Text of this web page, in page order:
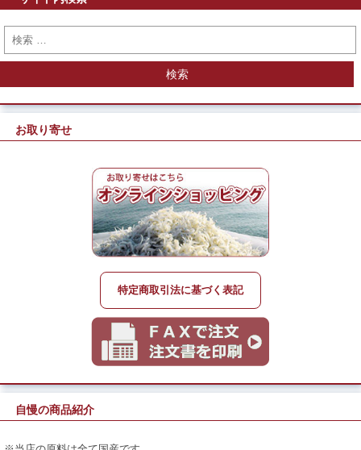
検索
お取り寄せ
特定商取引法に基づく表記
自慢の商品紹介